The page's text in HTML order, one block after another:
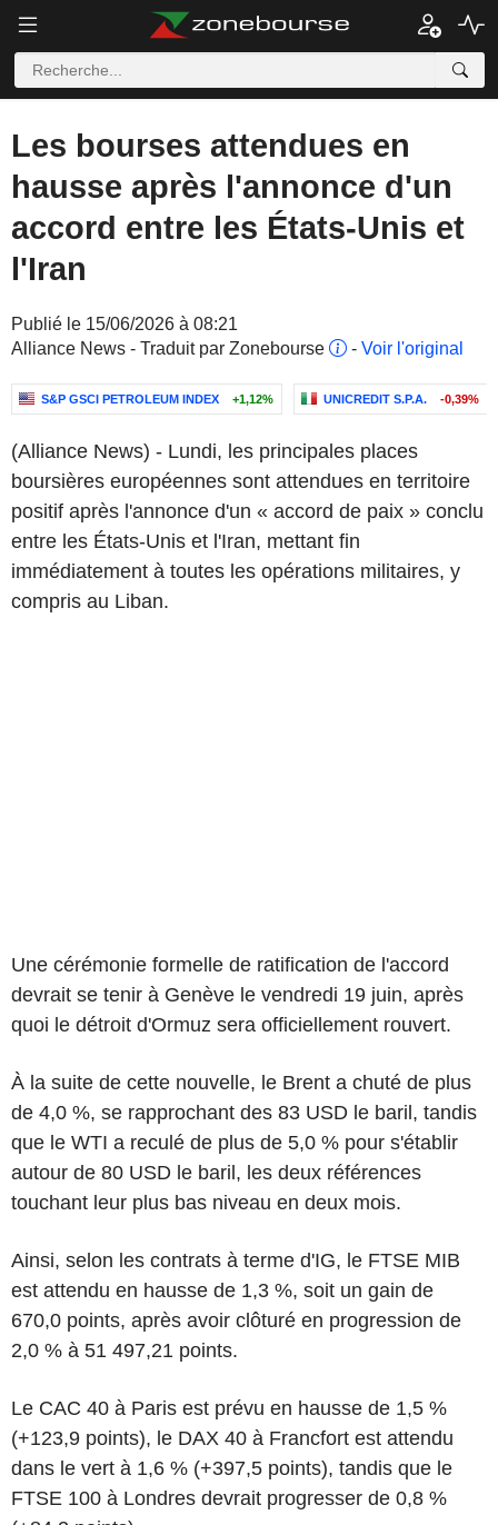
Les bourses attendues en
hausse après l'annonce d'un
accord entre les États-Unis et
l'Iran
Publié le 15/06/2026 à 08:21
Alliance News - Traduit par Zonebourse
- Voir l'original
S&P GSCI PETROLEUM INDEX +1,12% UNICREDIT S.P.A. -0,39%
(Alliance News) - Lundi, les principales places
boursières européennes sont attendues en territoire
positif après l'annonce d'un « accord de paix » conclu
entre les États-Unis et l'Iran, mettant fin
immédiatement à toutes les opérations militaires, y
compris au Liban.
Une cérémonie formelle de ratification de l'accord
devrait se tenir à Genève le vendredi 19 juin, après
quoi le détroit d'Ormuz sera officiellement rouvert.
À la suite de cette nouvelle, le Brent a chuté de plus
de 4,0 %, se rapprochant des 83 USD le baril, tandis
que le WTI a reculé de plus de 5,0 % pour s'établir
autour de 80 USD le baril, les deux références
touchant leur plus bas niveau en deux mois.
Ainsi, selon les contrats à terme d'IG, le FTSE MIB
est attendu en hausse de 1,3 %, soit un gain de
670,0 points, après avoir clôturé en progression de
2,0 % à 51 497,21 points.
Le CAC 40 à Paris est prévu en hausse de 1,5 %
(+123,9 points), le DAX 40 à Francfort est attendu
dans le vert à 1,6 % (+397,5 points), tandis que le
FTSE 100 à Londres devrait progresser de 0,8 %